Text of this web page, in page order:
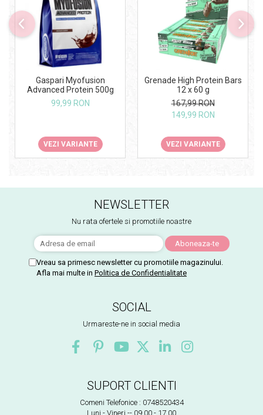
Gaspari Myofusion
Advanced Protein 500g
99,99 RON
VEZI VARIANTE
Grenade High Protein Bars
12 x 60 g
167,99 RON
149,99 RON
VEZI VARIANTE
NEWSLETTER
Nu rata ofertele si promotiile noastre
Vreau sa primesc newsletter cu promotiile magazinului.
Afla mai multe in Politica de Confidentialitate
SOCIAL
Urmareste-ne in social media
SUPORT CLIENTI
Comeni Telefonice : 0748520434
Luni - Vineri -- 09.00 - 17.00